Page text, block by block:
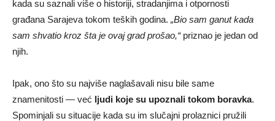
kada su saznali više o historiji, stradanjima i otpornosti
građana Sarajeva tokom teških godina. „Bio sam ganut kada
sam shvatio kroz šta je ovaj grad prošao,“priznao je jedan od
njih.
Ipak, ono što su najviše naglašavali nisu bile same
znamenitosti — već ljudi koje su upoznali tokom boravka.
Spominjali su situacije kada su im slučajni prolaznici pružili